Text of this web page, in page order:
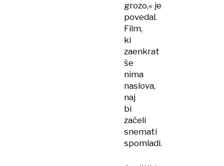
grozo,« je
povedal.
Film,
ki
zaenkrat
še
nima
naslova,
naj
bi
začeli
snemati
spomladi.